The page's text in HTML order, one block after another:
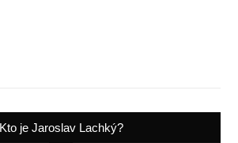
Kto je Jaroslav Lachký?